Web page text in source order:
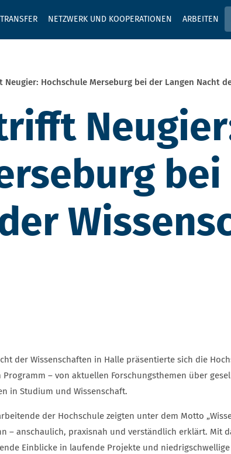
NETZWERK UND KOOPERATIONEN ARBEITEN
GEBEN SIE HIER
Hochschule Merseburg bei der Langen Nacht
der Wissenschaften in Halle präsentierte sich die
– von aktuellen Forschungsthemen über
in Studium und Wissenschaft.
der Hochschule zeigten unter dem Motto
– anschaulich, praxisnah und verständlich erklärt. Mit
Einblicke in laufende Projekte und